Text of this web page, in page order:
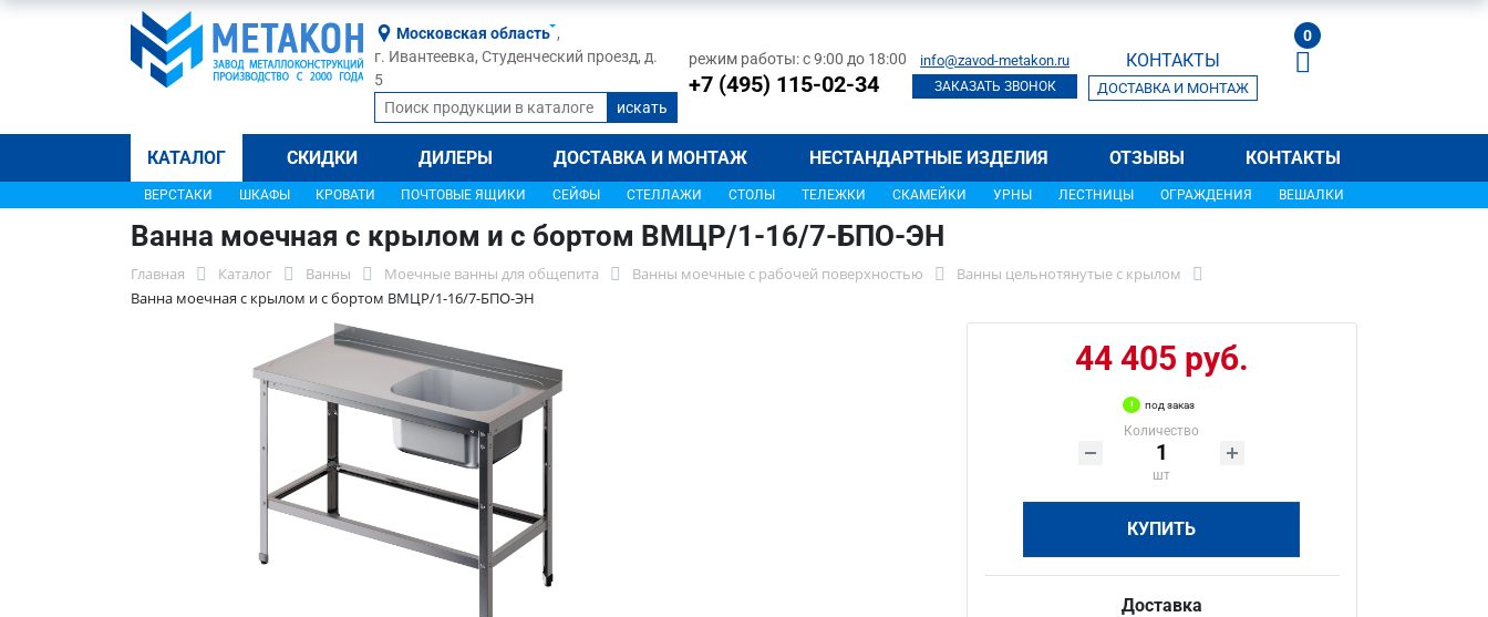
Московская область ,
г. Ивантеевка, Студенческий проезд, д.
5
режим работы: с 9:00 до 18:00
+7 (495) 115-02-34
info@zavod-metakon.ru
ЗАКАЗАТЬ ЗВОНОК
КОНТАКТЫ
ДОСТАВКА И МОНТАЖ
0
КАТАЛОГ СКИДКИ ДИЛЕРЫ ДОСТАВКА И МОНТАЖ НЕСТАНДАРТНЫЕ ИЗДЕЛИЯ ОТЗЫВЫ КОНТАКТЫ
ВЕРСТАКИ ШКАФЫ КРОВАТИ ПОЧТОВЫЕ ЯЩИКИ СЕЙФЫ СТЕЛЛАЖИ СТОЛЫ ТЕЛЕЖКИ СКАМЕЙКИ УРНЫ ЛЕСТНИЦЫ ОГРАЖДЕНИЯ ВЕШАЛКИ
Ванна моечная с крылом и с бортом ВМЦР/1-16/7-БПО-ЭН
Главная Каталог Ванны Моечные ванны для общепита Ванны моечные с рабочей поверхностью
Ванны цельнотянутые с крылом
Ванна моечная с крылом и с бортом ВМЦР/1-16/7-БПО-ЭН
44 405 руб.
под заказ
Количество
шт
КУПИТЬ
Доставка